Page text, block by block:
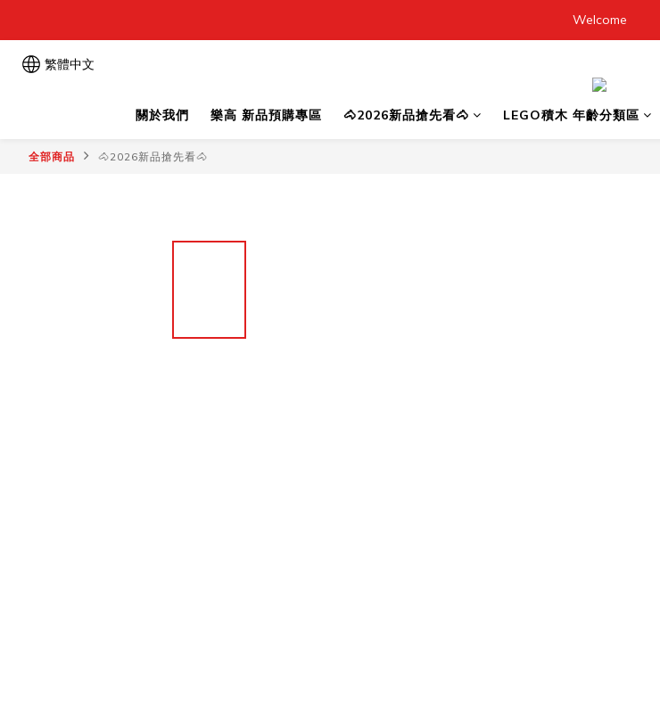
Welcome
繁體中文
關於我們 樂高 新品預購專區 🐴2026新品搶先看🐴 LEGO積木 年齡分類區
全部商品 🐴2026新品搶先看🐴